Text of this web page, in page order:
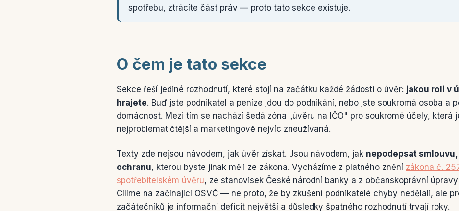
spotřebu, ztrácíte část práv — proto tato sekce existuje.
O čem je tato sekce
Sekce řeší jediné rozhodnutí, které stojí na začátku každé žádosti o úvěr: jakou roli v
hrajete. Buď jste podnikatel a peníze jdou do podnikání, nebo jste soukromá osoba a
domácnost. Mezi tím se nachází šedá zóna „úvěru na IČO" pro soukromé účely, která
nejproblematičtější a marketingově nejvíc zneužívaná.
Texty zde nejsou návodem, jak úvěr získat. Jsou návodem, jak nepodepsat
ochranu, kterou byste jinak měli ze zákona. Vycházíme z platného znění zákona č.
spotřebitelském úvěru, ze stanovisek České národní banky a z občanskoprávní
Cílíme na začínající OSVČ — ne proto, že by zkušení podnikatelé chyby nedělali, ale
začátečníků je informační deficit největší a důsledky špatného rozhodnutí trvají roky.